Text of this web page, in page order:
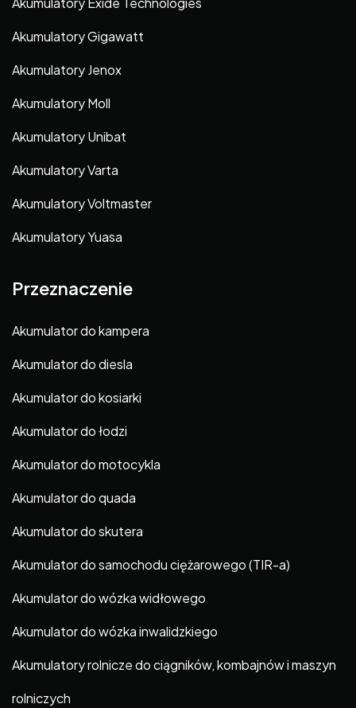
Akumulatory Gigawatt
Akumulatory Jenox
Akumulatory Moll
Akumulatory Unibat
Akumulatory Varta
Akumulatory Voltmaster
Akumulatory Yuasa
Przeznaczenie
Akumulator do kampera
Akumulator do diesla
Akumulator do kosiarki
Akumulator do łodzi
Akumulator do motocykla
Akumulator do quada
Akumulator do skutera
Akumulator do samochodu ciężarowego (TIR-a)
Akumulator do wózka widłowego
Akumulator do wózka inwalidzkiego
Akumulatory rolnicze do ciągników, kombajnów i maszyn
rolniczych